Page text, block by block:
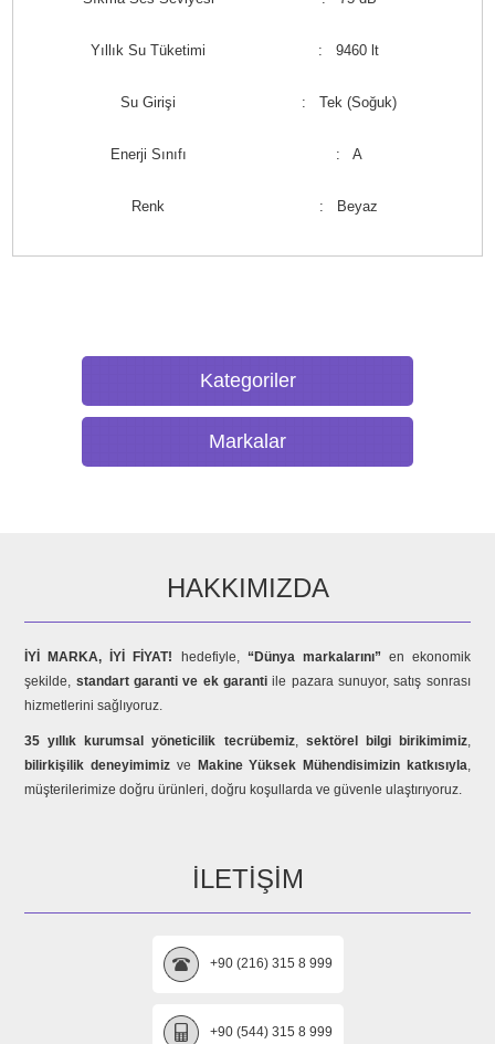
Yıllık Su Tüketimi : 9460 lt
Su Girişi : Tek (Soğuk)
Enerji Sınıfı : A
Renk : Beyaz
Kategoriler
Markalar
HAKKIMIZDA
İYİ MARKA, İYİ FİYAT! hedefiyle, “Dünya markalarını” en ekonomik
şekilde, standart garanti ve ek garanti ile pazara sunuyor, satış sonrası
hizmetlerini sağlıyoruz.
35 yıllık kurumsal yöneticilik tecrübemiz, sektörel bilgi birikimimiz,
bilirkişilik deneyimimiz ve Makine Yüksek Mühendisimizin katkısıyla,
müşterilerimize doğru ürünleri, doğru koşullarda ve güvenle ulaştırıyoruz.
İLETIŞIM
+90 (216) 315 8 999
+90 (544) 315 8 999